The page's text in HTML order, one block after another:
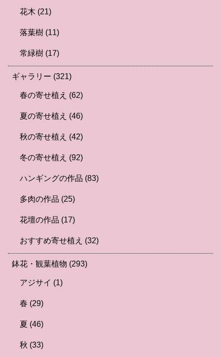
花木 (21)
落葉樹 (11)
常緑樹 (17)
ギャラリー (321)
春の寄せ植え (62)
夏の寄せ植え (46)
秋の寄せ植え (42)
冬の寄せ植え (92)
ハンギングの作品 (83)
多肉の作品 (25)
花壇の作品 (17)
おすすめ寄せ植え (32)
鉢花・観葉植物 (293)
アジサイ (1)
春 (29)
夏 (46)
秋 (33)